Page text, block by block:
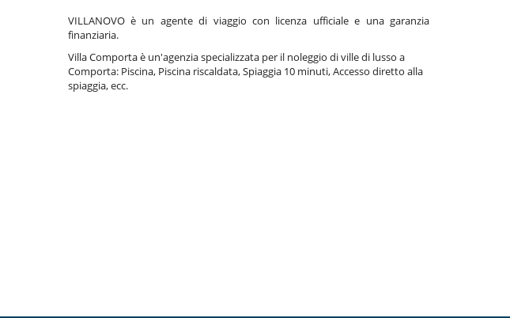
VILLANOVO è un agente di viaggio con licenza ufficiale e una garanzia
finanziaria.
Villa Comporta è un'agenzia specializzata per il noleggio di ville di lusso a
Comporta: Piscina, Piscina riscaldata, Spiaggia 10 minuti, Accesso diretto alla
spiaggia, ecc.